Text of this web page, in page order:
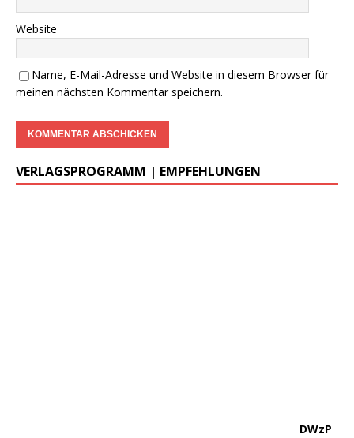
Website
Name, E-Mail-Adresse und Website in diesem Browser für
meinen nächsten Kommentar speichern.
VERLAGSPROGRAMM | EMPFEHLUNGEN
DWzP